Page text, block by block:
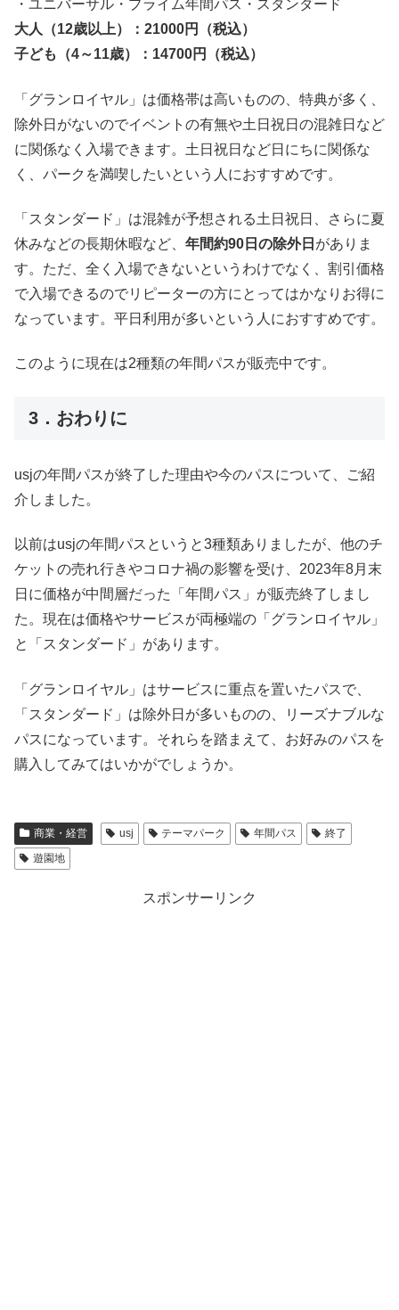
・ユニバーサル・プライム年間パス・スタンダード
大人（12歳以上）：21000円（税込）
子ども（4～11歳）：14700円（税込）
「グランロイヤル」は価格帯は高いものの、特典が多く、
除外日がないのでイベントの有無や土日祝日の混雑日など
に関係なく入場できます。土日祝日など日にちに関係な
く、パークを満喫したいという人におすすめです。
「スタンダード」は混雑が予想される土日祝日、さらに夏
休みなどの長期休暇など、 年間約90日の除外日 がありま
す。ただ、全く入場できないというわけでなく、割引価格
で入場できるのでリピーターの方にとってはかなりお得に
なっています。平日利用が多いという人におすすめです。
このように現在は2種類の年間パスが販売中です。
3．おわりに
usjの年間パスが終了した理由や今のパスについて、ご紹
介しました。
以前はusjの年間パスというと3種類ありましたが、他のチ
ケットの売れ行きやコロナ禍の影響を受け、2023年8月末
日に価格が中間層だった「年間パス」が販売終了しまし
た。現在は価格やサービスが両極端の「グランロイヤル」
と「スタンダード」があります。
「グランロイヤル」はサービスに重点を置いたパスで、
「スタンダード」は除外日が多いものの、リーズナブルな
パスになっています。それらを踏まえて、お好みのパスを
購入してみてはいかがでしょうか。
商業・経営 usj テーマパーク 年間パス
終了
遊園地
スポンサーリンク